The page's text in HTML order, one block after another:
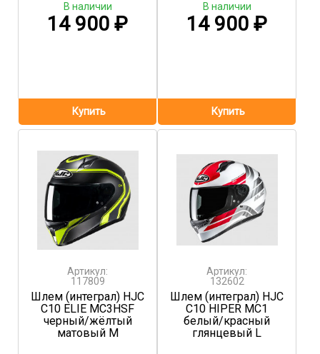
14 900 ₽
В наличии
14 900₽
В наличии
Артикул:
117809
Шлем (интеграл) HJC
C10 ELIE MC3HSF
черный/жёлтый
матовый M
Артикул:
132602
Шлем (интеграл) HJC
C10 HIPER MC1
белый/красный
глянцевый L